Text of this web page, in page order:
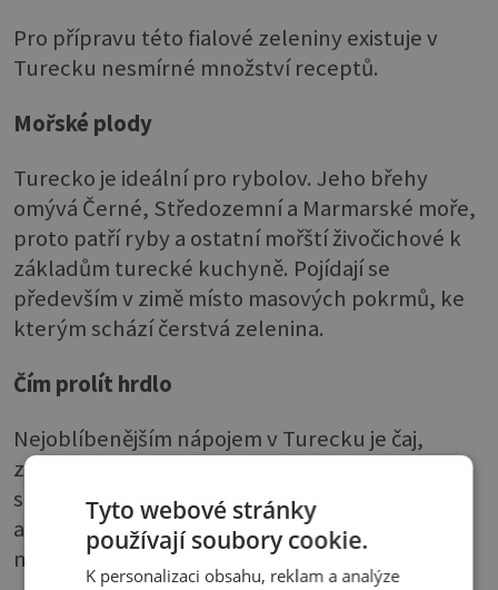
Pro přípravu této fialové zeleniny existuje v
Turecku nesmírné množství receptů.
Mořské plody
Turecko je ideální pro rybolov. Jeho břehy
omývá Černé, Středozemní a Marmarské moře,
proto patří ryby a ostatní mořští živočichové k
základům turecké kuchyně. Pojídají se
především v zimě místo masových pokrmů, ke
kterým schází čerstvá zelenina.
Čím prolít hrdlo
Nejoblíbenějším nápojem v Turecku je čaj,
zejména černý, velmi silný, podávaný ve
sklenicích ve tvaru tulipánu. Populární je také
ayran, kyselý nápoj vyrobený z jogurtu a vody,
někdy se do něj přidává i trocha soli.
Tyto webové stránky
používají soubory cookie.
K personalizaci obsahu, reklam a analýze